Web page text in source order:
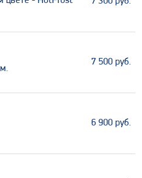
7 500 руб.
6 900 руб.